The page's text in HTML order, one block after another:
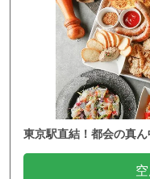
東京駅直結！都会の真